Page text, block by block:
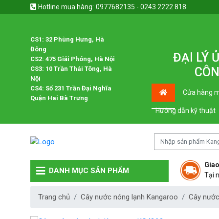
Hotline mua hàng: 0977682135 - 0243 2222 818
CS1: 32 Phùng Hưng, Hà
Đông
CS2: 475 Giải Phóng, Hà Nội
CS3: 10 Trần Thái Tông, Hà
Nội
CS4: Số 231 Trần Đại Nghĩa
Quận Hai Bà Trưng
ĐẠI LÝ
Cửa hàng
Hướng dẫn kỹ thuật
DANH MỤC SẢN PHẨM
Tại
Trang chủ Cây nước nóng lạnh Kangaroo Cây